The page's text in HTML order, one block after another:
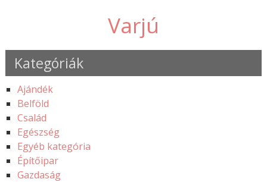
Varjú
Kategóriák
Ajándék
Belföld
Család
Egészség
Egyéb kategória
Építőipar
Gazdaság